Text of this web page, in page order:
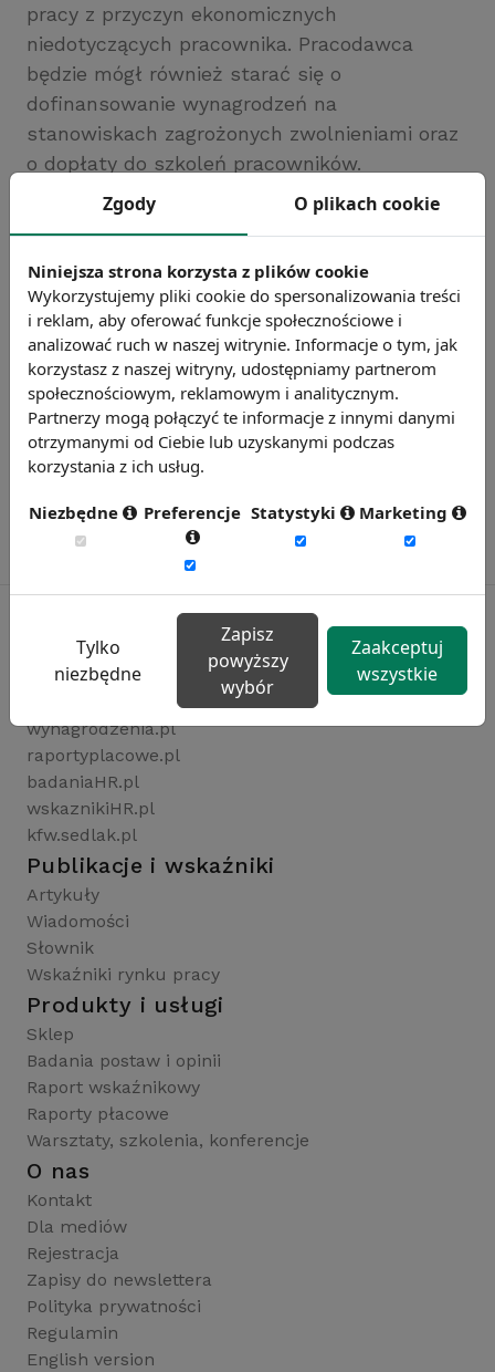
pracy z przyczyn ekonomicznych
niedotyczących pracownika. Pracodawca
będzie mógł również starać się o
dofinansowanie wynagrodzeń na
stanowiskach zagrożonych zwolnieniami oraz
o dopłaty do szkoleń pracowników.
Chcesz wiedzieć więcej?
Rynekpracy.pl
wynagrodzenia.pl
raportyplacowe.pl
badaniaHR.pl
wskaznikiHR.pl
kfw.sedlak.pl
Publikacje i wskaźniki
Artykuły
Wiadomości
Słownik
Wskaźniki rynku pracy
Produkty i usługi
Sklep
Badania postaw i opinii
Raport wskaźnikowy
Raporty płacowe
Warsztaty, szkolenia, konferencje
O nas
Kontakt
Dla mediów
Rejestracja
Zapisy do newslettera
Polityka prywatności
Regulamin
English version
Zgody O plikach cookie
Niniejsza strona korzysta z plików cookie
Wykorzystujemy pliki cookie do spersonalizowania treści
i reklam, aby oferować funkcje społecznościowe i
analizować ruch w naszej witrynie. Informacje o tym, jak
korzystasz z naszej witryny, udostępniamy partnerom
społecznościowym, reklamowym i analitycznym.
Partnerzy mogą połączyć te informacje z innymi danymi
otrzymanymi od Ciebie lub uzyskanymi podczas
korzystania z ich usług.
Niezbędne Preferencje Statystyki Marketing
Tylko
niezbędne
Zapisz
powyższy
wybór
Zaakceptuj
wszystkie